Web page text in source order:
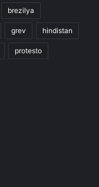
brezilya
grev hindistan
protesto